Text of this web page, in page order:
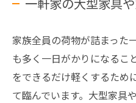
家族全員の荷物が詰まった
も多く一日がかりになるこ
をできるだけ軽くするため
て臨んでいます。大型家具